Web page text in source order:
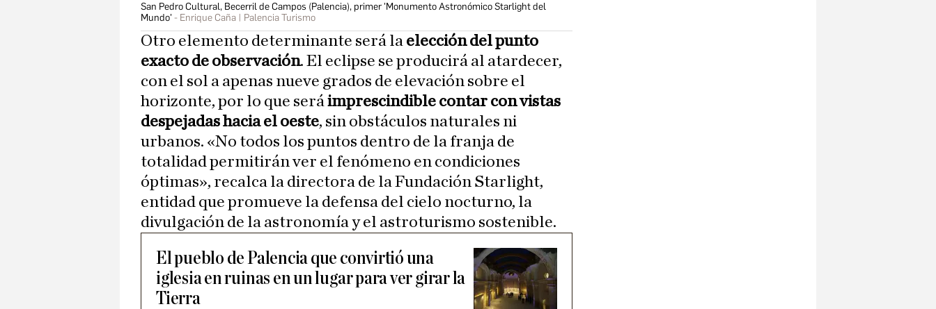
San Pedro Cultural, Becerril de Campos (Palencia), primer 'Monumento Astronómico Starlight del
Mundo'
Enrique Caña | Palencia Turismo
Otro elemento determinante será la elección del punto
exacto de observación. El eclipse se producirá al atardecer,
con el sol a apenas nueve grados de elevación sobre el
horizonte, por lo que seráimprescindible contar con vistas
despejadas hacia el oeste, sin obstáculos naturales ni
urbanos. «No todos los puntos dentro de la franja de
totalidad permitirán ver el fenómeno en condiciones
óptimas», recalca la directora de la Fundación Starlight,
entidad que promueve la defensa del cielo nocturno, la
divulgación de la astronomía y el astroturismo sostenible.
El pueblo de Palencia que convirtió una
iglesia en ruinas en un lugar para ver girar la
Tierra